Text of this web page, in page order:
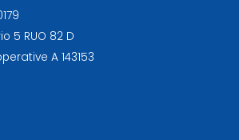
5 RUO 82 D
A 143153